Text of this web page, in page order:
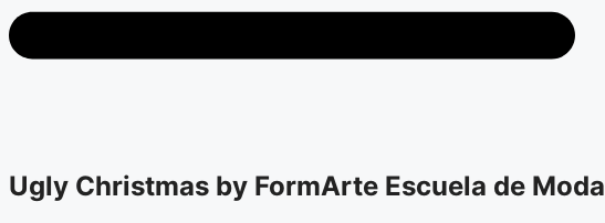
Ugly Christmas by FormArte Escuela de Moda